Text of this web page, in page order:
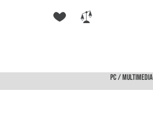
PC / MULTIMEDIA